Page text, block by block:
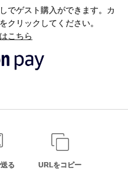
でゲスト購入ができます。カ
クリックしてください。
こちら
る URLをコピー